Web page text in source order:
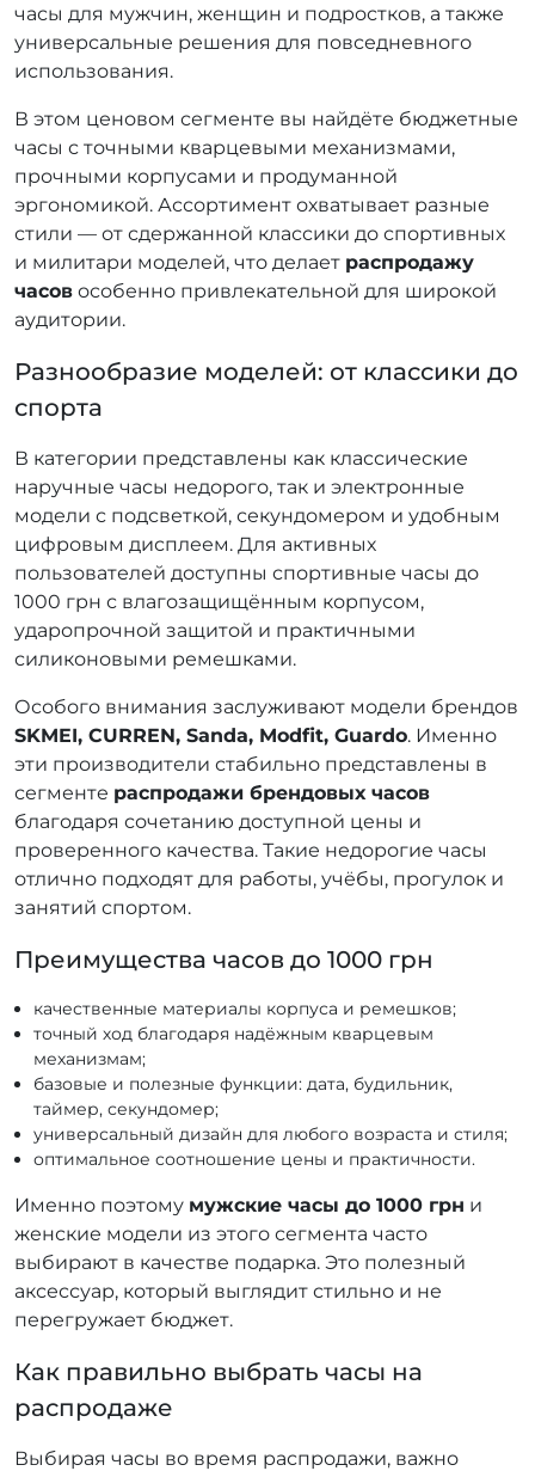
часы для мужчин, женщин и подростков, а также
универсальные решения для повседневного
использования.
В этом ценовом сегменте вы найдёте бюджетные
часы с точными кварцевыми механизмами,
прочными корпусами и продуманной
эргономикой. Ассортимент охватывает разные
стили — от сдержанной классики до спортивных
и милитари моделей, что делает распродажу
часов особенно привлекательной для широкой
аудитории.
Разнообразие моделей: от классики до
спорта
В категории представлены как классические
наручные часы недорого, так и электронные
модели с подсветкой, секундомером и удобным
цифровым дисплеем. Для активных
пользователей доступны спортивные часы до
1000 грн с влагозащищённым корпусом,
ударопрочной защитой и практичными
силиконовыми ремешками.
Особого внимания заслуживают модели брендов
SKMEI, CURREN, Sanda, Modfit, Guardo. Именно
эти производители стабильно представлены в
сегменте распродажи брендовых часов
благодаря сочетанию доступной цены и
проверенного качества. Такие недорогие часы
отлично подходят для работы, учёбы, прогулок и
занятий спортом.
Преимущества часов до 1000 грн
качественные материалы корпуса и ремешков;
точный ход благодаря надёжным кварцевым
механизмам;
базовые и полезные функции: дата, будильник,
таймер, секундомер;
универсальный дизайн для любого возраста и стиля;
оптимальное соотношение цены и практичности.
Именно поэтому мужские часы до 1000 грн и
женские модели из этого сегмента часто
выбирают в качестве подарка. Это полезный
аксессуар, который выглядит стильно и не
перегружает бюджет.
Как правильно выбрать часы на
распродаже
Выбирая часы во время распродажи, важно